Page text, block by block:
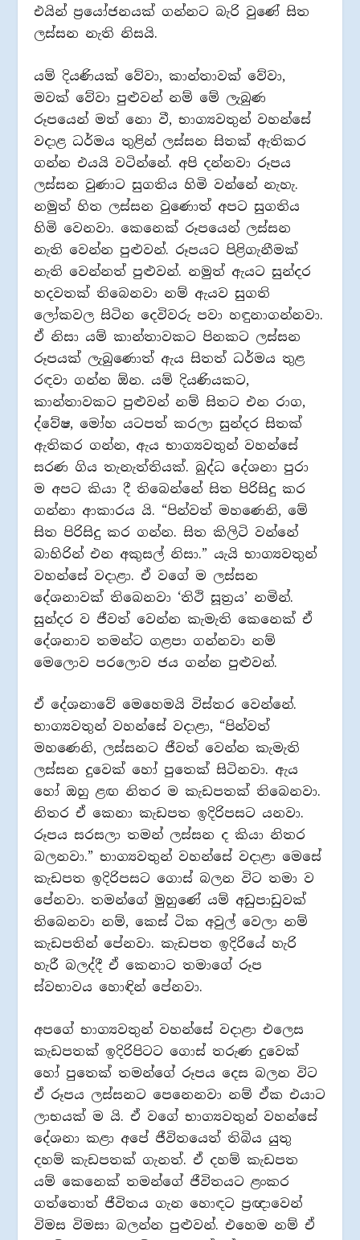
එයින් ප්‍රයෝජනයක් ගන්නට බැරි වුණේ සිත
ලස්සන නැති නිසයි.
යම් දියණියක් වේවා, කාන්තාවක් වේවා,
මවක් වේවා පුළුවන් නම් මේ ලැබුණ
රූපයෙන් මත් නො වී, භාග්‍යවතුන් වහන්සේ
වදාළ ධර්මය තුළින් ලස්සන සිතක් ඇතිකර
ගන්න එයයි වටින්නේ. අපි දන්නවා රූපය
ලස්සන වුණාට සුගතිය හිමි වන්නේ නැහැ.
නමුත් හිත ලස්සන වුණොත් අපට සුගතිය
හිමි වෙනවා. කෙනෙක් රූපයෙන් ලස්සන
නැති වෙන්න පුළුවන්. රූපයට පිළිගැනීමක්
නැති වෙන්නත් පුළුවන්. නමුත් ඇයට සුන්දර
හදවතක් තිබෙනවා නම් ඇයව සුගති
ලෝකවල සිටින දෙවිවරු පවා හඳුනාගන්නවා.
ඒ නිසා යම් කාන්තාවකට පිනකට ලස්සන
රූපයක් ලැබුණොත් ඇය සිතත් ධර්මය තුළ
රඳවා ගන්න ඕන. යම් දියණියකට,
කාන්තාවකට පුළුවන් නම් සිතට එන රාග,
ද්වේෂ, මෝහ යටපත් කරලා සුන්දර සිතක්
ඇතිකර ගන්න, ඇය භාග්‍යවතුන් වහන්සේ
සරණ ගිය තැනැත්තියක්. බුද්ධ දේශනා පුරා
ම අපට කියා දී තිබෙන්නේ සිත පිරිසිදු කර
ගන්නා ආකාරය යි. “පින්වත් මහණෙනි, මේ
සිත පිරිසිදු කර ගන්න. සිත කිලිටි වන්නේ
බාහිරින් එන අකුසල් නිසා.” යැයි භාග්‍යවතුන්
වහන්සේ වදාළා. ඒ වගේ ම ලස්සන
දේශනාවක් තිබෙනවා ‘තිථි සූත්‍රය’ නමින්.
සුන්දර ව ජීවත් වෙන්න කැමැති කෙනෙක් ඒ
දේශනාව තමන්ට ගළපා ගන්නවා නම්
මෙලොව පරලොව ජය ගන්න පුළුවන්.
ඒ දේශනාවේ මෙහෙමයි විස්තර වෙන්නේ.
භාග්‍යවතුන් වහන්සේ වදාළා, “පින්වත්
මහණෙනි, ලස්සනට ජීවත් වෙන්න කැමැති
ලස්සන දුවෙක් හෝ පුතෙක් සිටිනවා. ඇය
හෝ ඔහු ළඟ නිතර ම කැඩපතක් තිබෙනවා.
නිතර ඒ කෙනා කැඩපත ඉදිරිපසට යනවා.
රූපය සරසලා තමන් ලස්සන ද කියා නිතර
බලනවා.” භාග්‍යවතුන් වහන්සේ වදාළා මෙසේ
කැඩපත ඉදිරිපසට ගොස් බලන විට තමා ව
පේනවා. තමන්ගේ මුහුණේ යම් අඩුපාඩුවක්
තිබෙනවා නම්, කෙස් ටික අවුල් වෙලා නම්
කැඩපතින් පේනවා. කැඩපත ඉදිරියේ හැරි
හැරී බලද්දී ඒ කෙනාට තමාගේ රූප
ස්වභාවය හොඳින් පේනවා.
අපගේ භාග්‍යවතුන් වහන්සේ වදාළා එලෙස
කැඩපතක් ඉදිරිපිටට ගොස් තරුණ දුවෙක්
හෝ පුතෙක් තමන්ගේ රූපය දෙස බලන විට
ඒ රූපය ලස්සනට පෙනෙනවා නම් ඒක එයාට
ලාභයක් ම යි. ඒ වගේ භාග්‍යවතුන් වහන්සේ
දේශනා කළා අපේ ජීවිතයෙත් තිබිය යුතු
දහම් කැඩපතක් ගැනත්. ඒ දහම් කැඩපත
යම් කෙනෙක් තමන්ගේ ජීවිතයට ළංකර
ගත්තොත් ජීවිතය ගැන හොඳට ප්‍රඥාවෙන්
විමස විමසා බලන්න පුළුවන්. එහෙම නම් ඒ